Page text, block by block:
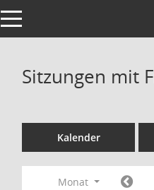
Toggle navigation
Sitzungen mit
Kalender
Monat